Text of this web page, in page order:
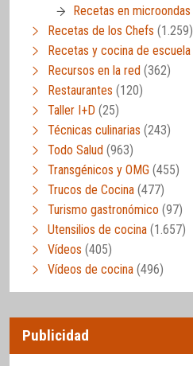
Recetas en microondas
Recetas de los Chefs (1.259)
Recetas y cocina de escuela
Recursos en la red (362)
Restaurantes (120)
Taller I+D (25)
Técnicas culinarias (243)
Todo Salud (963)
Transgénicos y OMG (455)
Trucos de Cocina (477)
Turismo gastronómico (97)
Utensilios de cocina (1.657)
Vídeos (405)
Vídeos de cocina (496)
Publicidad